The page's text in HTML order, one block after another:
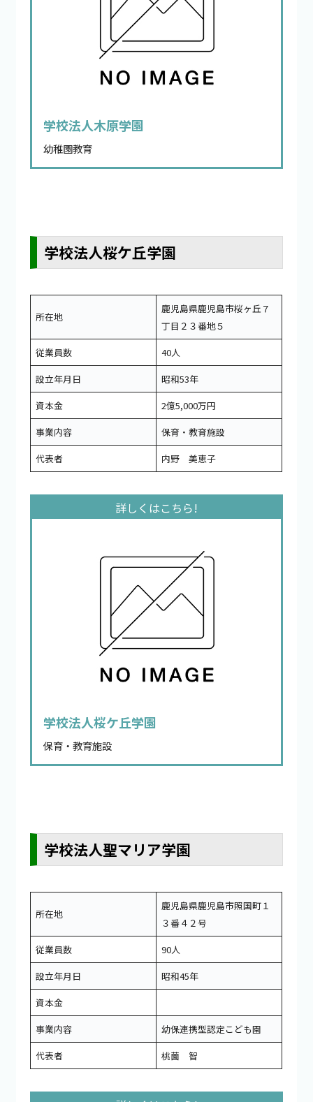
学校法人木原学園
幼稚園教育
学校法人桜ケ丘学園
所在地
鹿児島県鹿児島市桜ヶ丘７
丁目２３番地５
従業員数
40人
設立年月日
昭和53年
資本金
2億5,000万円
事業内容
保育・教育施設
代表者
内野 美恵子
学校法人桜ケ丘学園
保育・教育施設
学校法人聖マリア学園
所在地
鹿児島県鹿児島市照国町１
３番４２号
従業員数
90人
設立年月日
昭和45年
資本金
事業内容
幼保連携型認定こども園
代表者
桃薗 智